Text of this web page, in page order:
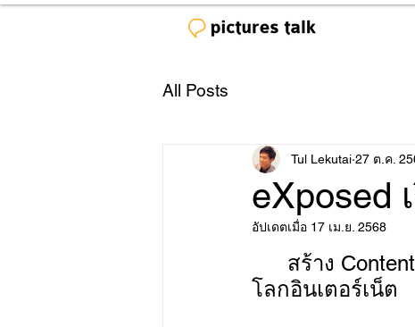
All Posts
eXposed
Tul Lekutai 27 ต.ค.
อัปเดตเมื่อ 17 เม.ย. 2568
โลกอินเตอร์เน็ต